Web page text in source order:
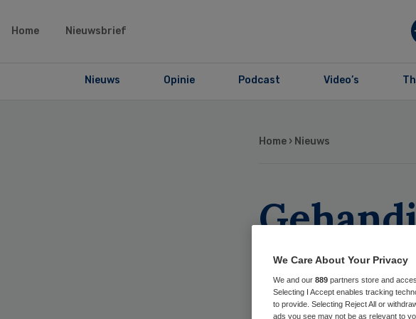
Home Nieuwsbrief
Nieuws Opinie Podcast Video’s
Home › Nieuws
staat
We Care About Your Privacy
We and our 889 partners store and
Selecting I Accept enables tracking
to provide. Selecting Reject All or
ads you see may not be as relevant to